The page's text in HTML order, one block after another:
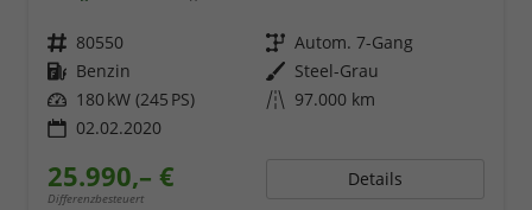
Fahrzeugnr. 80550 Getriebe Autom. 7-Gang
Kraftstoff Benzin Außenfarbe Steel-Grau
Leistung 180 kW (245 PS) Kilometerstand 97.000 km
02.02.2020
25.990,– €
Differenzbesteuert
Details